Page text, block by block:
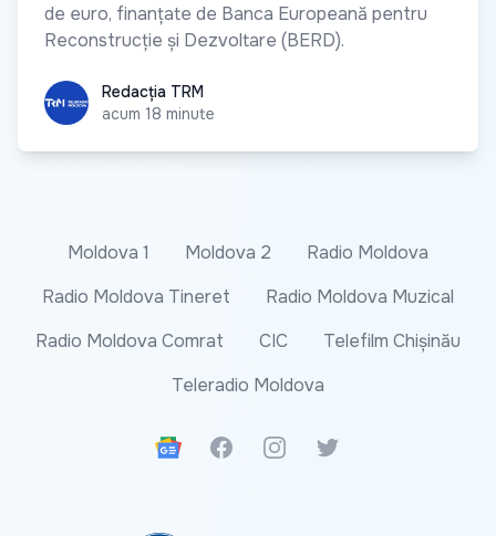
de euro, finanțate de Banca Europeană pentru
Reconstrucție și Dezvoltare (BERD).
Redacția TRM
Redacția TRM
acum 18 minute
Moldova 1 Moldova 2
Radio Moldova
Radio Moldova Tineret
Radio Moldova Muzical
Radio Moldova Comrat
CIC
Telefilm Chișinău
Teleradio Moldova
Google News
FacebookInstagramTwitter